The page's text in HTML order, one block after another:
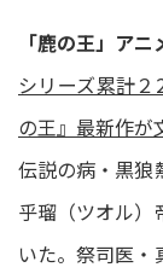
「鹿の王」アニ
シリーズ累計
の王』最新作が
伝説の病・黒狼
乎瑠（ツオル）
いた。祭司医